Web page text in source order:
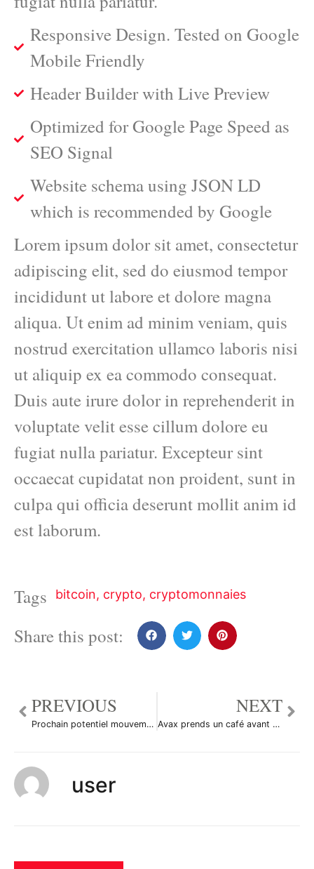
Responsive Design. Tested on Google
Mobile Friendly
Header Builder with Live Preview
Optimized for Google Page Speed as
SEO Signal
Website schema using JSON LD
which is recommended by Google
Lorem ipsum dolor sit amet, consectetur
adipiscing elit, sed do eiusmod tempor
incididunt ut labore et dolore magna
aliqua. Ut enim ad minim veniam, quis
nostrud exercitation ullamco laboris nisi
ut aliquip ex ea commodo consequat.
Duis aute irure dolor in reprehenderit in
voluptate velit esse cillum dolore eu
fugiat nulla pariatur. Excepteur sint
occaecat cupidatat non proident, sunt in
culpa qui officia deserunt mollit anim id
est laborum.
Tags bitcoin, crypto, cryptomonnaies
Share this post:
PREVIOUS
Prochain potentiel mouvement sur UNI par mattRmatt
NEXT
Avax prends un café avant de s’enerver par Hizaack
user